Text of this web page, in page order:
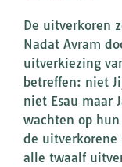
De uitverkoren
Nadat Avram
uitverkiezing
betreffen: niet
niet Esau maar
wachten op
de
alle twaalf